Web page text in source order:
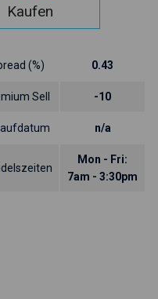
Kaufen
(%) 0.43
Sell -10
n/a
Mon - Fri:
7am - 3:30pm